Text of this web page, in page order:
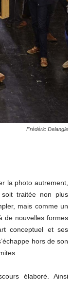
Frédéric Delangle
la photo autrement,
traitée non plus
mais comme un
de nouvelles formes
conceptuel et ses
hors de son
élaboré. Ainsi